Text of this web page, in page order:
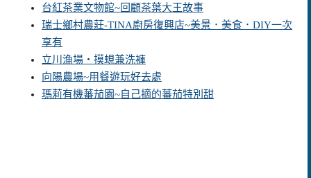
台紅茶業文物館~回顧茶葉大王故事
瑞士鄉村農莊-TINA廚房復興店~美景．美食．DIY一次
享有
立川漁場‧摸蜆兼洗褲
向陽農場~用餐遊玩好去處
瑪莉有機蕃茄園~自己摘的蕃茄特別甜